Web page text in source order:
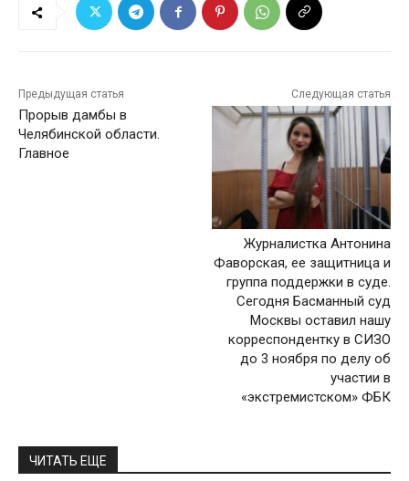
Предыдущая статья
Прорыв дамбы в
Челябинской области.
Главное
Следующая статья
Журналистка Антонина
Фаворская, ее защитница и
группа поддержки в суде.
Сегодня Басманный суд
Москвы оставил нашу
корреспондентку в СИЗО
до 3 ноября по делу об
участии в
«экстремистском» ФБК
ЧИТАТЬ ЕЩЕ